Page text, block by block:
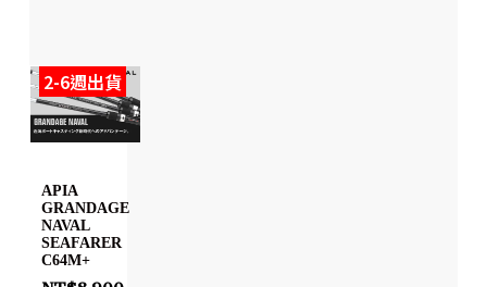
2-6週出貨
APIA
GRANDAGE
NAVAL
SEAFARER
C64M+